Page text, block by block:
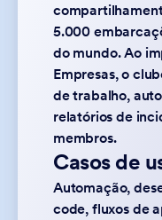
5.000
do mundo. Ao
Empresas, o
de trabalho,
relatórios de
membros.
Casos de
Automação,
code, fluxos de